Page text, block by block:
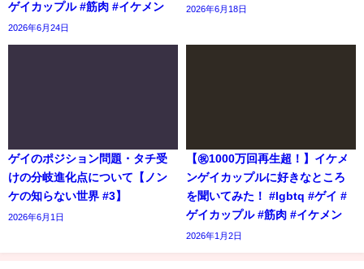
ゲイカップル #筋肉 #イケメン
2026年6月24日
2026年6月18日
ゲイのポジション問題・タチ受
けの分岐進化点について【ノン
ケの知らない世界 #3】
2026年6月1日
【㊗️1000万回再生超！】イケメ
ンゲイカップルに好きなところ
を聞いてみた！ #lgbtq #ゲイ #
ゲイカップル #筋肉 #イケメン
2026年1月2日